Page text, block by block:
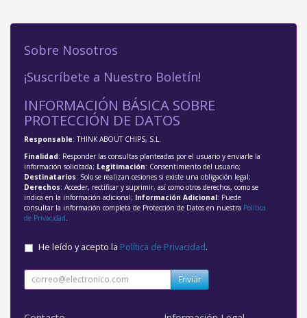
Sobre Nosotros
¡Suscríbete a Nuestro Boletín!
INFORMACIÓN BÁSICA SOBRE
PROTECCIÓN DE DATOS
Responsable: THINK ABOUT CHIPS, S.L.
Finalidad: Responder las consultas planteadas por el usuario y enviarle la
información solicitada; Legitimación: Consentimiento del usuario;
Destinatarios: Solo se realizan cesiones si existe una obligación legal;
Derechos: Acceder, rectificar y suprimir, así como otros derechos, como se
indica en la información adicional; Información Adicional: Puede
consultar la información completa de Protección de Datos en nuestra Política
de Privacidad
He leído y acepto la Política de Privacidad.
Enviar